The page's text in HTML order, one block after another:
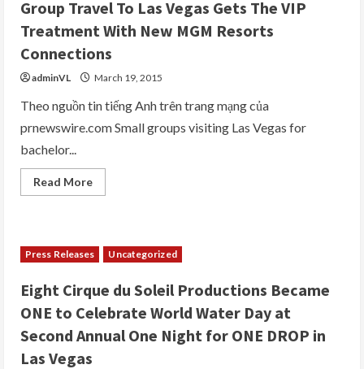
Finds
New
Home
The
On
Vegas
Strip
Group Travel To Las Vegas Gets The VIP
Treatment With New MGM Resorts
Connections
adminVL March 19, 2015
Theo nguồn tin tiếng Anh trên trang mạng của
prnewswire.com Small groups visiting Las Vegas for
bachelor...
Read MoreRead
more
Las
Vegas
VIP
Treatment
With
MGM
Press Releases Uncategorized
Eight Cirque du Soleil Productions Became
ONE to Celebrate World Water Day at
Second Annual One Night for ONE DROP in
Las Vegas